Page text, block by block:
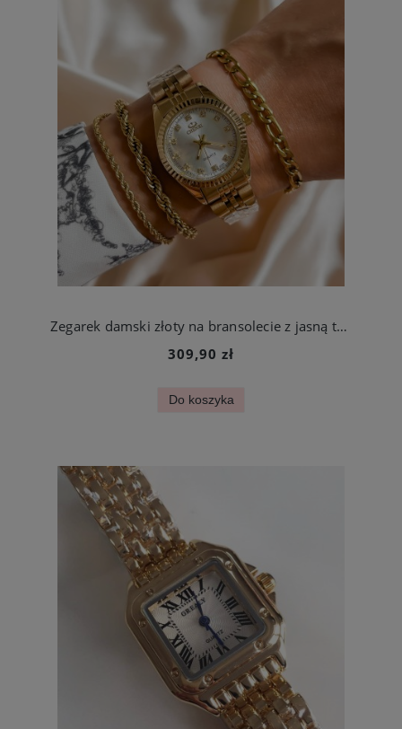
Zegarek damski złoty na bransolecie z jasną tarczą ze stali chirurgicznej
309,90 zł
Do koszyka